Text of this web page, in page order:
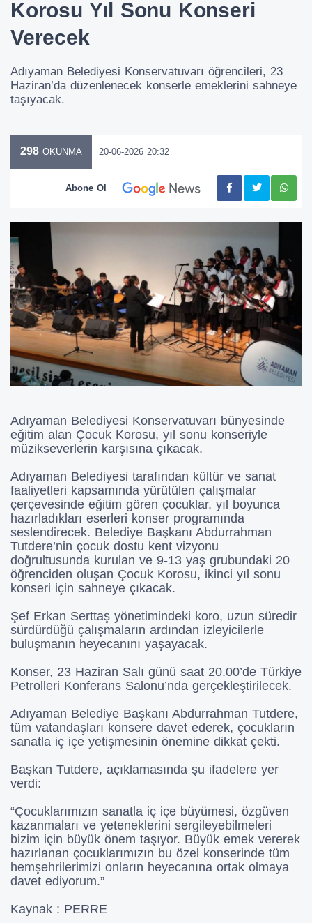
Korosu Yıl Sonu Konseri
Verecek
Adıyaman Belediyesi Konservatuvarı öğrencileri, 23
Haziran’da düzenlenecek konserle emeklerini sahneye
taşıyacak.
298 OKUNMA 20-06-2026 20:32
Abone Ol
Adıyaman Belediyesi Konservatuvarı bünyesinde
eğitim alan Çocuk Korosu, yıl sonu konseriyle
müzikseverlerin karşısına çıkacak.
Adıyaman Belediyesi tarafından kültür ve sanat
faaliyetleri kapsamında yürütülen çalışmalar
çerçevesinde eğitim gören çocuklar, yıl boyunca
hazırladıkları eserleri konser programında
seslendirecek. Belediye Başkanı Abdurrahman
Tutdere’nin çocuk dostu kent vizyonu
doğrultusunda kurulan ve 9-13 yaş grubundaki 20
öğrenciden oluşan Çocuk Korosu, ikinci yıl sonu
konseri için sahneye çıkacak.
Şef Erkan Serttaş yönetimindeki koro, uzun süredir
sürdürdüğü çalışmaların ardından izleyicilerle
buluşmanın heyecanını yaşayacak.
Konser, 23 Haziran Salı günü saat 20.00’de Türkiye
Petrolleri Konferans Salonu’nda gerçekleştirilecek.
Adıyaman Belediye Başkanı Abdurrahman Tutdere,
tüm vatandaşları konsere davet ederek, çocukların
sanatla iç içe yetişmesinin önemine dikkat çekti.
Başkan Tutdere, açıklamasında şu ifadelere yer
verdi:
“Çocuklarımızın sanatla iç içe büyümesi, özgüven
kazanmaları ve yeteneklerini sergileyebilmeleri
bizim için büyük önem taşıyor. Büyük emek vererek
hazırlanan çocuklarımızın bu özel konserinde tüm
hemşehrilerimizi onların heyecanına ortak olmaya
davet ediyorum.”
Kaynak : PERRE